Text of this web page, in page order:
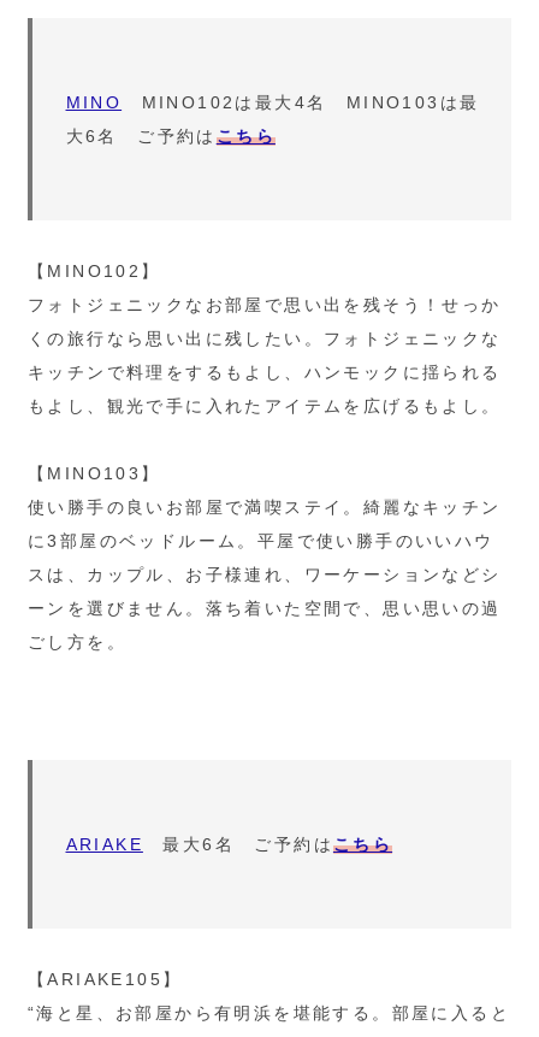
MINO
MINO102は最大4名 MINO103は最
大6名 ご予約は こちら
【MINO102】
フォトジェニックなお部屋で思い出を残そう！せっか
くの旅行なら思い出に残したい。フォトジェニックな
キッチンで料理をするもよし、ハンモックに揺られる
もよし、観光で手に入れたアイテムを広げるもよし。
【MINO103】
使い勝手の良いお部屋で満喫ステイ。綺麗なキッチン
に3部屋のベッドルーム。平屋で使い勝手のいいハウ
スは、カップル、お子様連れ、ワーケーションなどシ
ーンを選びません。落ち着いた空間で、思い思いの過
ごし方を。
ARIAKE 最大6名 ご予約はこちら
【ARIAKE105】
“海と星、お部屋から有明浜を堪能する。部屋に入ると